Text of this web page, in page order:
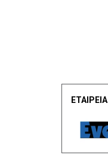
ΕΤΑΙΡΕΙΑ